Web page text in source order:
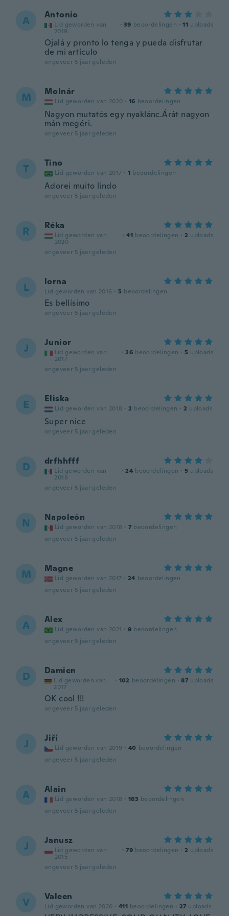
A Antonio
Lid geworden van
2019
· 39 beoordelingen · 11 uploads
Ojalá y pronto lo tenga y pueda disfrutar
de mi artículo
ongeveer 5 jaar geleden
M Molnár
Lid geworden van 2020 · 16 beoordelingen
Nagyon mutatós egy nyaklánc.Árát nagyon
mán megéri.
ongeveer 5 jaar geleden
T Tino
Lid geworden van 2017 · 1 beoordelingen
Adorei muito lindo
ongeveer 5 jaar geleden
R Réka
Lid geworden van
2020
· 41 beoordelingen · 2 uploads
ongeveer 5 jaar geleden
L lorna
Lid geworden van 2016 · 5 beoordelingen
Es bellísimo
ongeveer 5 jaar geleden
J Junior
Lid geworden van
2017
· 26 beoordelingen · 5 uploads
ongeveer 5 jaar geleden
E Eliska
Lid geworden van 2018 · 2 beoordelingen · 2 uploads
Super nice
ongeveer 5 jaar geleden
D drfhhfff
Lid geworden van
2018
· 24 beoordelingen · 5 uploads
ongeveer 5 jaar geleden
N Napoleón
Lid geworden van 2018 · 7 beoordelingen
ongeveer 5 jaar geleden
M Magne
Lid geworden van 2017 · 24 beoordelingen
ongeveer 5 jaar geleden
A Alex
Lid geworden van 2021 · 9 beoordelingen
ongeveer 5 jaar geleden
D Damien
Lid geworden van
2017
· 102 beoordelingen · 87 uploads
OK cool !!!
ongeveer 5 jaar geleden
J Jiří
Lid geworden van 2019 · 40 beoordelingen
ongeveer 5 jaar geleden
A Alain
Lid geworden van 2018 · 163 beoordelingen
ongeveer 5 jaar geleden
J Janusz
Lid geworden van
2015
· 79 beoordelingen · 2 uploads
ongeveer 5 jaar geleden
V Valeen
Lid geworden van 2020 · 411 beoordelingen · 27 uploads